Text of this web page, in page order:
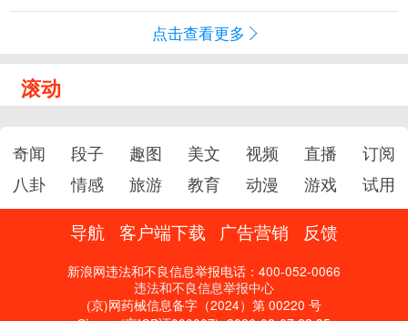
点击查看更多
滚动
奇闻 段子 趣图 美文 视频 直播
订阅
八卦
情感 旅游 教育 动漫 游戏 试用
导航 客户端下载 广告营销 反馈
新浪网违法和不良信息举报电话：400-052-0066
违法和不良信息举报中心
(京)网药械信息备字（2024）第 00220 号